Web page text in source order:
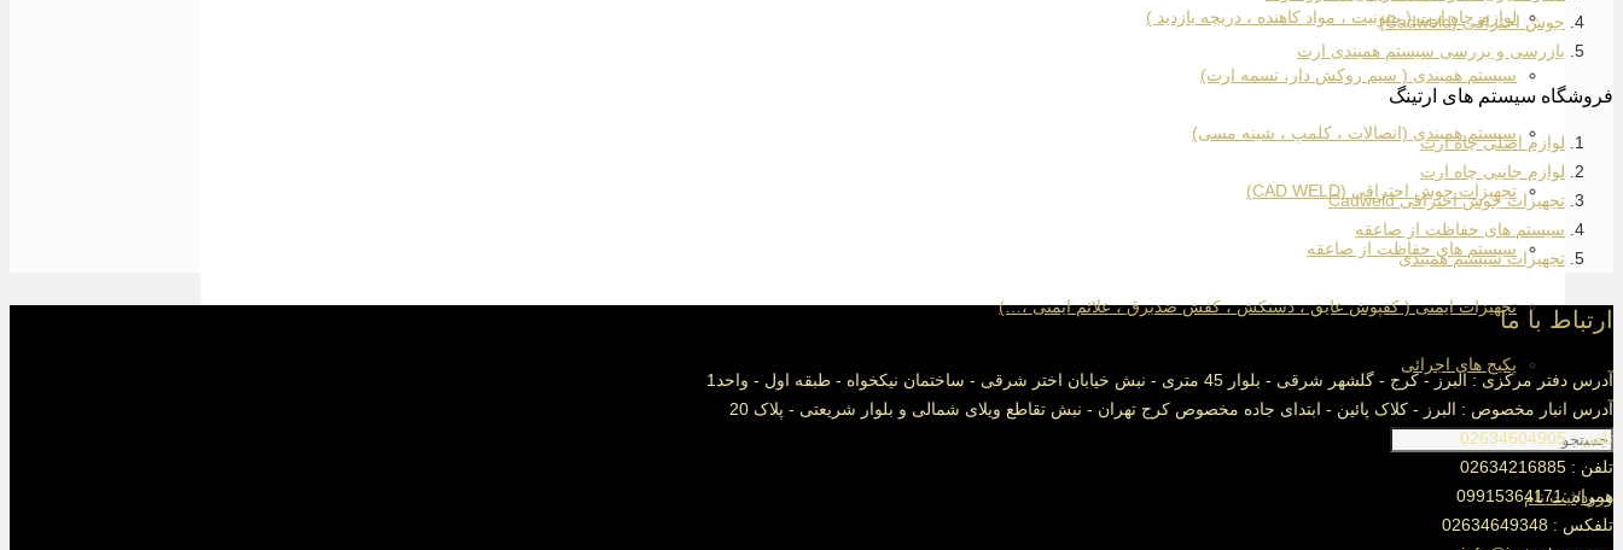
لوازم چاه ارت ( بنتونیت ، مواد کاهنده ، دریچه بازدید )
سیستم همبندی ( سیم روکش دار، تسمه ارت)
سیستم همبندی (اتصالات ، کلمپ ، شینه مسی)
تجهیزات جوش احتراقی (CAD WELD)
سیستم های حفاظت از صاعقه
تجهیزات ایمنی ( کفپوش عایق ، دستکش ، کفش ضدبرق ، علائم ایمنی ،…)
پکیج های اجرائی
ورود/ثبت نام
جوش احتراقی (Cadweld)
بازرسی و بررسی سیستم همبندی ارت
فروشگاه سیستم های ارتینگ
لوازم اصلی چاه ارت
لوازم جانبی چاه ارت
تجهیزات جوش احتراقی Cadweld
سیستم های حفاظت از صاعقه
تجهیزات سیستم همبندی
ارتباط با ما
آدرس دفتر مرکزی : البرز - کرج - گلشهر شرقی - بلوار 45 متری - نبش خیابان اختر شرقی - ساختمان نیکخواه - طبقه اول - واحد1
آدرس انبار مخصوص : البرز - کلاک پائین - ابتدای جاده مخصوص کرج تهران - نبش تقاطع ویلای شمالی و بلوار شریعتی - پلاک 20
تلفن : 02634604905
تلفن : 02634216885
همراه :09915364171
تلفکس : 02634649348